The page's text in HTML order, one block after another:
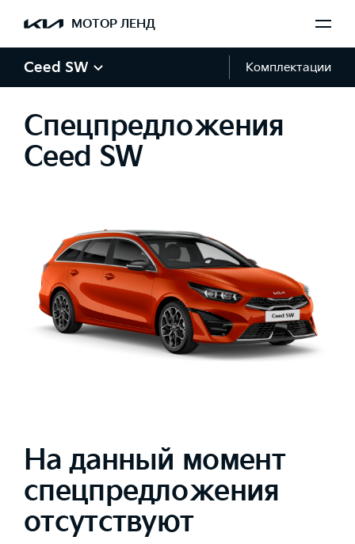
МОТОР ЛЕНД
Ceed SW Комплектации
Спецпредложения
Ceed SW
На данный момент
спецпредложения
отсутствуют